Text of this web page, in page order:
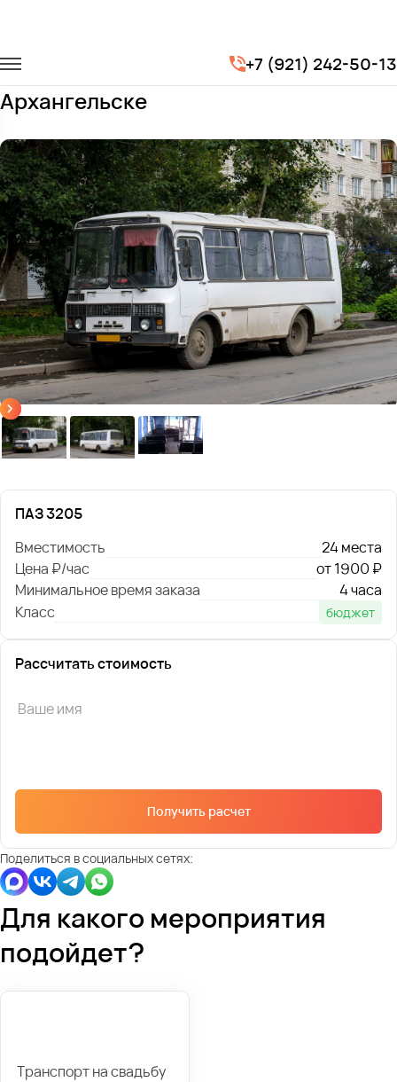
+7 (921) 242-50-13
ПАЗ 3205
Заказать ПАЗ 3205 с водителем в
Архангельске
ПАЗ 3205
Вместимость
24 места
Цена ₽/час
от 1900 ₽
Минимальное время заказа
4 часа
Класс
бюджет
Рассчитать стоимость
Получить расчет
Поделиться в социальных сетях:
Для какого мероприятия
подойдет?
Транспорт на свадьбу